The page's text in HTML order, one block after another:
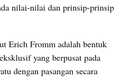
nilai-nilai dan prinsip-prinsip
Erich Fromm adalah bentuk
yang berpusat pada
dengan pasangan secara